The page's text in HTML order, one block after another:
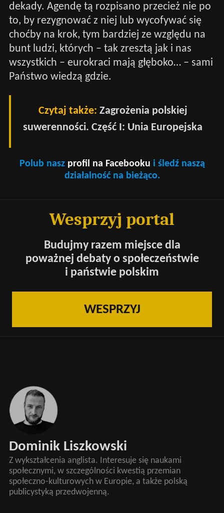
dekady. Agendę tą rozpisano przecież nie po
to, by rezygnować z niej lub wycofywać się
choćby na krok, tym bardziej ze względu na
bunt ludzi, których – tak zresztą jak i nas
wszystkich – eurokraci mają głęboko… – sami
Państwo wiedzą gdzie.
Czytaj także: Zagrożenia polskiej
suwerenności. Część I: Unia Europejska
Polub nasz profil na Facebooku i śledź naszą
działalność na bieżąco.
Wesprzyj portal
Budujmy razem miejsce dla
poważnej debaty o społeczeństwie
i państwie polskim
WESPRZYJ
Dominik Liszkowski
Z wykształcenia anglista. Interesuje się naukami
społecznymi, w szczególności kwestią przemian
społeczno-kulturowych w Europie, a także polską
publicystyką przedwojenną.